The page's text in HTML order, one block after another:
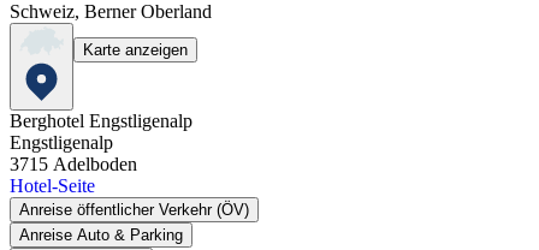
Schweiz, Berner Oberland
Karte anzeigen
Berghotel Engstligenalp
Engstligenalp
3715 Adelboden
Hotel-Seite
Anreise öffentlicher Verkehr (ÖV)
Anreise Auto & Parking